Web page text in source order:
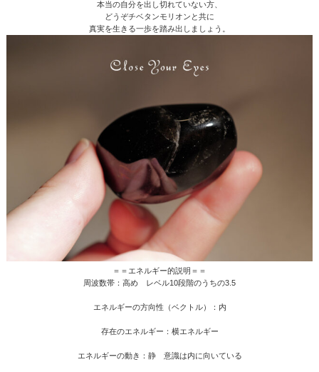
本当の自分を出し切れていない方、
どうぞチベタンモリオンと共に
真実を生きる一歩を踏み出しましょう。
＝＝エネルギー的説明＝＝
周波数帯：高め レベル10段階のうちの3.5
エネルギーの方向性（ベクトル）：内
存在のエネルギー：横エネルギー
エネルギーの動き：静 意識は内に向いている